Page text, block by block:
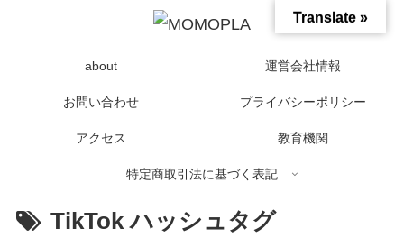
about 運営会社情報
お問い合わせ プライバシーポリシー
アクセス 教育機関
特定商取引法に基づく表記
TikTok ハッシュタグ
Translate »